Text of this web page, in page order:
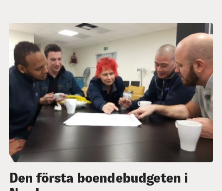
Den första boendebudgeten i